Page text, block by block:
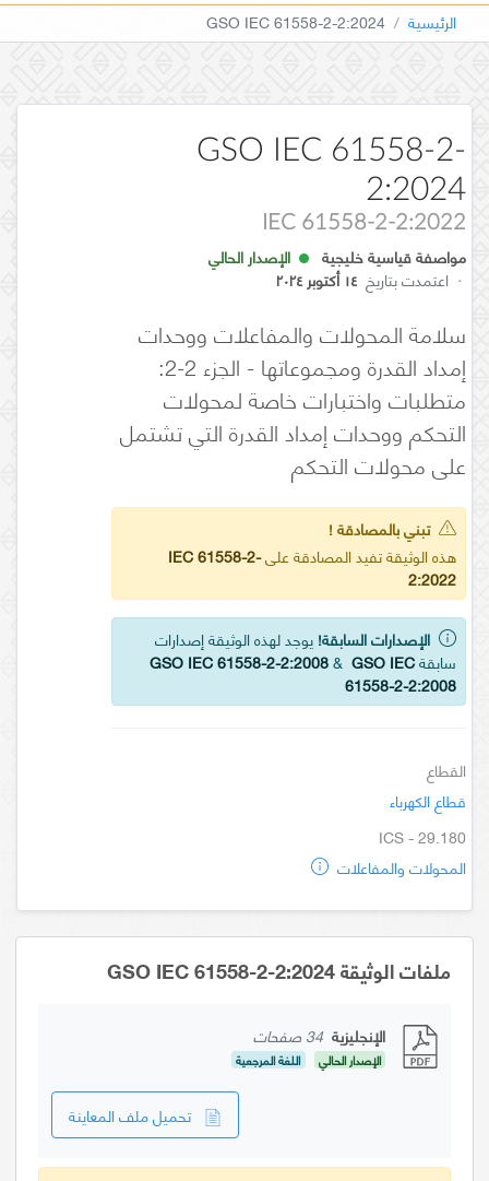
الرئيسية GSO IEC 61558-2-2:2024
GSO IEC 61558-2-
2:2024
IEC 61558-2-2:2022
مواصفة قياسية خليجية
الإصدار الحالي
· اعتمدت بتاريخ ١٤ أكتوبر ٢٠٢٤
سلامة المحولات والمفاعلات ووحدات
إمداد القدرة ومجموعاتها - الجزء 2-2:
متطلبات واختبارات خاصة لمحولات
التحكم ووحدات إمداد القدرة التي تشتمل
على محولات التحكم
تبني بالمصادقة !
هذه الوثيقة تفيد المصادقة علىIEC 61558-2-
2:2022
الإصدارات السابقة! يوجد لهذه الوثيقة إصدارات
سابقة
GSO IEC 61558-2-2:2008& GSO IEC
61558-2-2:2008
القطاع
قطاع الكهرباء
ICS - 29.180
المحولات والمفاعلات
ملفات الوثيقة GSO IEC 61558-2-2:2024
الإنجليزية 34 صفحات
الإصدار الحالي اللغة المرجعية
تحميل ملف المعاينة